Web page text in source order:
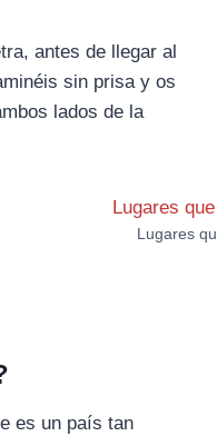
antes de llegar al
sin prisa y os
lados de la
Lugares
es un país tan